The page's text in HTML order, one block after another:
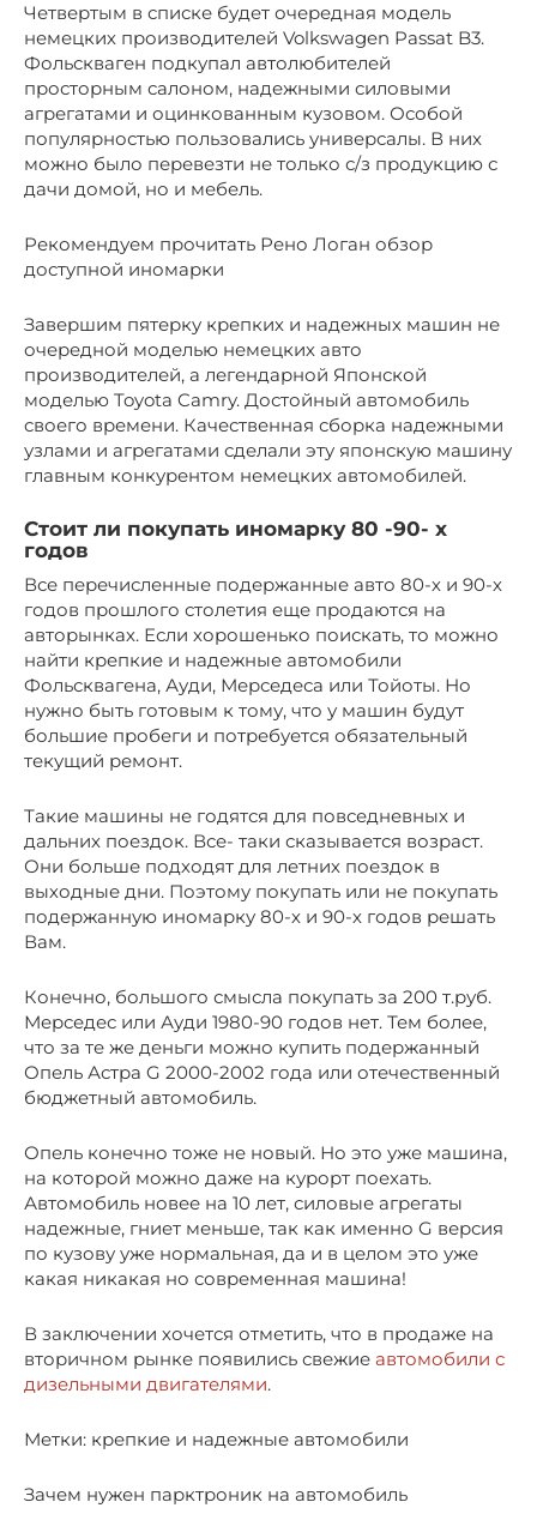
Четвертым в списке будет очередная модель
немецких производителей Volkswagen Passat B3.
Фольскваген подкупал автолюбителей
просторным салоном, надежными силовыми
агрегатами и оцинкованным кузовом. Особой
популярностью пользовались универсалы. В них
можно было перевезти не только с/з продукцию с
дачи домой, но и мебель.
Рекомендуем прочитать Рено Логан обзор
доступной иномарки
Завершим пятерку крепких и надежных машин не
очередной моделью немецких авто
производителей, а легендарной Японской
моделью Toyota Camry. Достойный автомобиль
своего времени. Качественная сборка надежными
узлами и агрегатами сделали эту японскую машину
главным конкурентом немецких автомобилей.
Cтоит ли покупать иномарку 80 -90- х
годов
Все перечисленные подержанные авто 80-х и 90-х
годов прошлого столетия еще продаются на
авторынках. Если хорошенько поискать, то можно
найти крепкие и надежные автомобили
Фольсквагена, Ауди, Мерседеса или Тойоты. Но
нужно быть готовым к тому, что у машин будут
большие пробеги и потребуется обязательный
текущий ремонт.
Такие машины не годятся для повседневных и
дальних поездок. Все- таки сказывается возраст.
Они больше подходят для летних поездок в
выходные дни. Поэтому покупать или не покупать
подержанную иномарку 80-х и 90-х годов решать
Вам.
Конечно, большого смысла покупать за 200 т.руб.
Мерседес или Ауди 1980-90 годов нет. Тем более,
что за те же деньги можно купить подержанный
Опель Астра G 2000-2002 года или отечественный
бюджетный автомобиль.
Опель конечно тоже не новый. Но это уже машина,
на которой можно даже на курорт поехать.
Автомобиль новее на 10 лет, силовые агрегаты
надежные, гниет меньше, так как именно G версия
по кузову уже нормальная, да и в целом это уже
какая никакая но современная машина!
В заключении хочется отметить, что в продаже на
вторичном рынке появились свежие автомобили с
дизельными двигателями.
Метки: крепкие и надежные автомобили
Зачем нужен парктроник на автомобиль